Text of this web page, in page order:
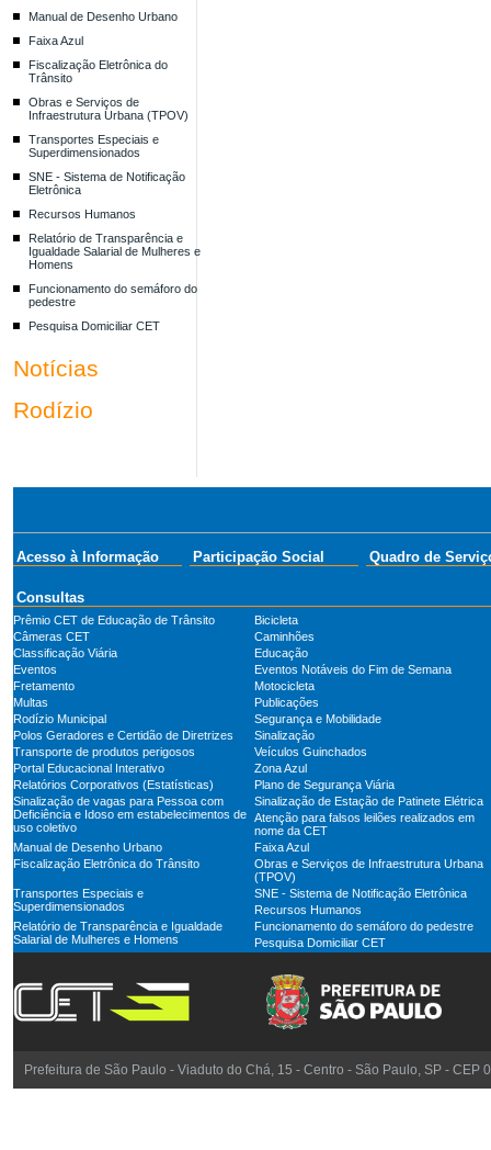
Manual de Desenho Urbano
Faixa Azul
Fiscalização Eletrônica do
Trânsito
Obras e Serviços de
Infraestrutura Urbana (TPOV)
Transportes Especiais e
Superdimensionados
SNE - Sistema de Notificação
Eletrônica
Recursos Humanos
Relatório de Transparência e
Igualdade Salarial de Mulheres e
Homens
Funcionamento do semáforo do
pedestre
Pesquisa Domiciliar CET
Notícias
Rodízio
Acesso à Informação Participação Social Quadro de
Consultas
Prêmio CET de Educação de Trânsito
Bicicleta
Câmeras CET
Caminhões
Classificação Viária
Educação
Eventos
Eventos Notáveis do Fim de Semana
Fretamento
Motocicleta
Multas
Publicações
Rodízio Municipal
Segurança e Mobilidade
Polos Geradores e Certidão de Diretrizes
Sinalização
Transporte de produtos perigosos
Veículos Guinchados
Portal Educacional Interativo
Zona Azul
Relatórios Corporativos (Estatísticas)
Plano de Segurança Viária
Sinalização de vagas para Pessoa com
Deficiência e Idoso em estabelecimentos de
uso coletivo
Sinalização de Estação de Patinete Elétrica
Atenção para falsos leilões realizados em
nome da CET
Manual de Desenho Urbano
Faixa Azul
Fiscalização Eletrônica do Trânsito
Obras e Serviços de Infraestrutura Urbana
(TPOV)
Transportes Especiais e
Superdimensionados
SNE - Sistema de Notificação Eletrônica
Recursos Humanos
Relatório de Transparência e Igualdade
Salarial de Mulheres e Homens
Funcionamento do semáforo do pedestre
Pesquisa Domiciliar CET
Prefeitura de São Paulo - Viaduto do Chá, 15 - Centro - São Paulo, SP - CEP